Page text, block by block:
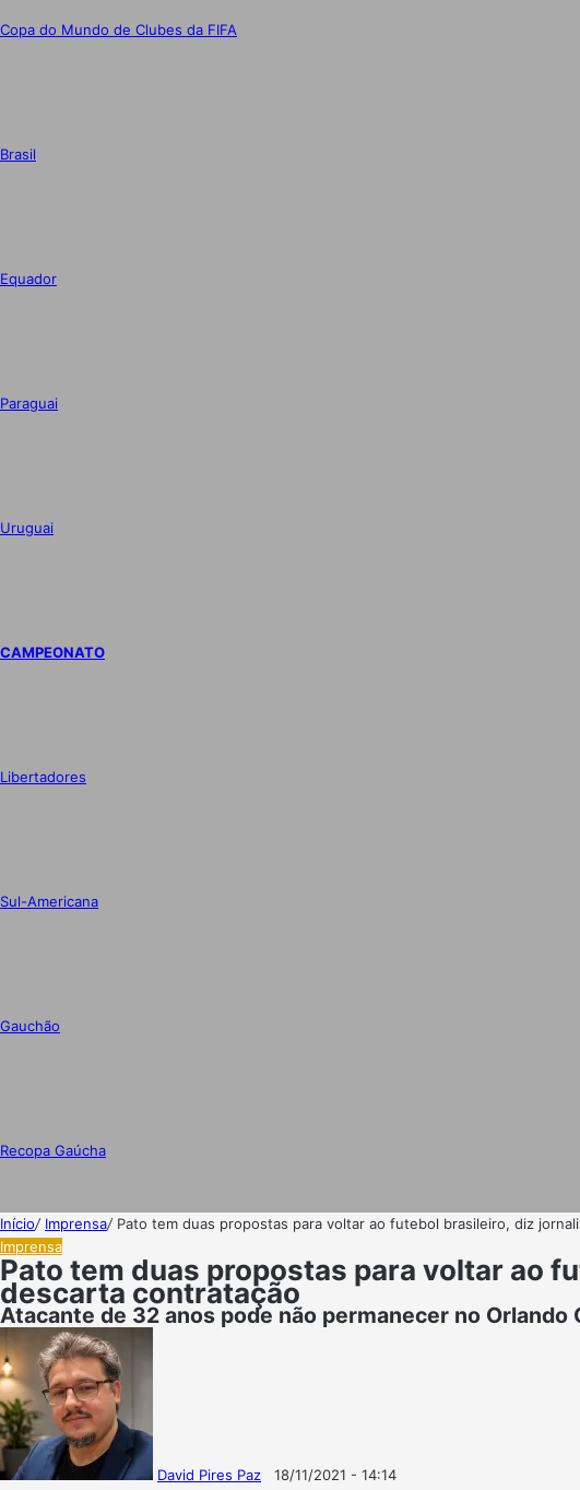
Copa do Mundo de Clubes da FIFA
Brasil
Equador
Paraguai
Uruguai
CAMPEONATO
Libertadores
Sul-Americana
Gauchão
Recopa Gaúcha
Início/ Imprensa/ Pato tem duas propostas para voltar ao futebol brasileiro, diz
Imprensa
Pato tem duas propostas para voltar ao
descarta contratação
Atacante de 32 anos pode não permanecer no
David Pires Paz
18/11/2021 - 14:14